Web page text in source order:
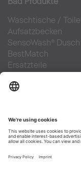
Waschtische /
Aufsatzbecken
SensoWash®
BestMatch
Ersatzteile
Bad Planung
6 Schritte zu Ihrem
Badausstellung
Service